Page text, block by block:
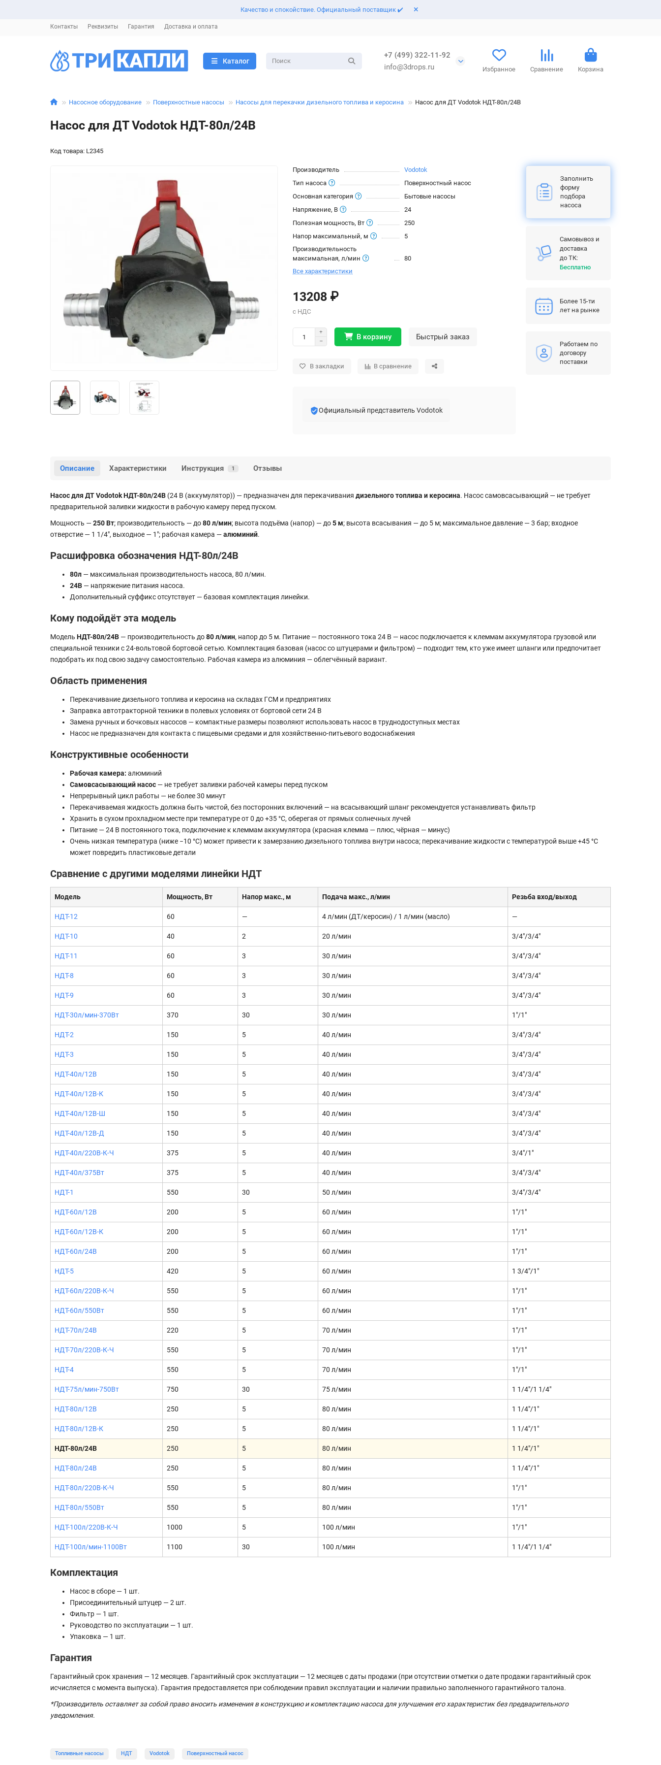
Качество и спокойствие. Официальный поставщик ✔️
Контакты Реквизиты Гарантия Доставка и оплата
Каталог
+7 (499) 322-11-92
info@3drops.ru
Избранное Сравнение Корзина
Насосное оборудование Поверхностные насосы Насосы для перекачки дизельного топлива и керосина Насос для ДТ Vodotok НДТ-80л/24В
Насос для ДТ Vodotok НДТ-80л/24В
Код товара: L2345
Производитель
Vodotok
Тип насоса
Поверхностный насос
Основная категория
Бытовые насосы
Напряжение, В
24
Полезная мощность, Вт
250
Напор максимальный, м
5
Производительность
максимальная, л/мин
80
Все характеристики
13208 ₽
В корзину Быстрый заказ
В закладки В сравнение
Официальный представитель Vodotok
Заполнить
форму
подбора
насоса
Самовывоз и
доставка
до ТК:
Бесплатно
Более 15-ти
лет на рынке
Работаем по
договору
поставки
Описание Характеристики Инструкция 1 Отзывы
Насос для ДТ Vodotok НДТ-80л/24В (24 В (аккумулятор)) — предназначен для перекачивания дизельного топлива и керосина. Насос самовсасывающий — не требует
предварительной заливки жидкости в рабочую камеру перед пуском.
Мощность —250 Вт; производительность — до80 л/мин; высота подъёма (напор) — до5 м; высота всасывания — до 5 м; максимальное давление — 3 бар; входное
отверстие — 1 1/4", выходное — 1"; рабочая камера —алюминий.
Расшифровка обозначения НДТ-80л/24В
80л — максимальная производительность насоса, 80 л/мин.
24В — напряжение питания насоса.
Дополнительный суффикс отсутствует — базовая комплектация линейки.
Кому подойдёт эта модель
Модель НДТ-80л/24В — производительность до80 л/мин, напор до 5 м. Питание — постоянного тока 24 В — насос подключается к клеммам аккумулятора грузовой или
специальной техники с 24-вольтовой бортовой сетью. Комплектация базовая (насос со штуцерами и фильтром) — подходит тем, кто уже имеет шланги или предпочитает
подобрать их под свою задачу самостоятельно. Рабочая камера из алюминия — облегчённый вариант.
Область применения
Перекачивание дизельного топлива и керосина на складах ГСМ и предприятиях
Заправка автотракторной техники в полевых условиях от бортовой сети 24 В
Замена ручных и бочковых насосов — компактные размеры позволяют использовать насос в труднодоступных местах
Насос не предназначен для контакта с пищевыми средами и для хозяйственно-питьевого водоснабжения
Конструктивные особенности
Рабочая камера: алюминий
Самовсасывающий насос — не требует заливки рабочей камеры перед пуском
Непрерывный цикл работы — не более 30 минут
Перекачиваемая жидкость должна быть чистой, без посторонних включений — на всасывающий шланг рекомендуется устанавливать фильтр
Хранить в сухом прохладном месте при температуре от 0 до +35 °C, оберегая от прямых солнечных лучей
Питание — 24 В постоянного тока, подключение к клеммам аккумулятора (красная клемма — плюс, чёрная — минус)
Очень низкая температура (ниже −10 °C) может привести к замерзанию дизельного топлива внутри насоса; перекачивание жидкости с температурой выше +45 °C
может повредить пластиковые детали
Сравнение с другими моделями линейки НДТ
Модель Мощность, Вт Напор макс., м Подача макс., л/мин Резьба вход/выход
НДТ-12 60 — 4 л/мин (ДТ/керосин) / 1 л/мин (масло) —
НДТ-10 40 2 20 л/мин 3/4"/3/4"
НДТ-11 60 3 30 л/мин 3/4"/3/4"
НДТ-8 60 3 30 л/мин 3/4"/3/4"
НДТ-9 60 3 30 л/мин 3/4"/3/4"
НДТ-30л/мин-370Вт 370 30 30 л/мин 1"/1"
НДТ-2 150 5 40 л/мин 3/4"/3/4"
НДТ-3 150 5 40 л/мин 3/4"/3/4"
НДТ-40л/12В 150 5 40 л/мин 3/4"/3/4"
НДТ-40л/12В-К 150 5 40 л/мин 3/4"/3/4"
НДТ-40л/12В-Ш 150 5 40 л/мин 3/4"/3/4"
НДТ-40л/12В-Д 150 5 40 л/мин 3/4"/3/4"
НДТ-40л/220В-К-Ч 375 5 40 л/мин 3/4"/1"
НДТ-40л/375Вт 375 5 40 л/мин 3/4"/3/4"
НДТ-1 550 30 50 л/мин 3/4"/3/4"
НДТ-60л/12В 200 5 60 л/мин 1"/1"
НДТ-60л/12В-К 200 5 60 л/мин 1"/1"
НДТ-60л/24В 200 5 60 л/мин 1"/1"
НДТ-5 420 5 60 л/мин 1 3/4"/1"
НДТ-60л/220В-К-Ч 550 5 60 л/мин 1"/1"
НДТ-60л/550Вт 550 5 60 л/мин 1"/1"
НДТ-70л/24В 220 5 70 л/мин 1"/1"
НДТ-70л/220В-К-Ч 550 5 70 л/мин 1"/1"
НДТ-4 550 5 70 л/мин 1"/1"
НДТ-75л/мин-750Вт 750 30 75 л/мин 1 1/4"/1 1/4"
НДТ-80л/12В 250 5 80 л/мин 1 1/4"/1"
НДТ-80л/12В-К 250 5 80 л/мин 1 1/4"/1"
НДТ-80л/24В 250 5 80 л/мин 1 1/4"/1"
НДТ-80л/24В 250 5 80 л/мин 1 1/4"/1"
НДТ-80л/220В-К-Ч 550 5 80 л/мин 1"/1"
НДТ-80л/550Вт 550 5 80 л/мин 1"/1"
НДТ-100л/220В-К-Ч 1000 5 100 л/мин 1"/1"
НДТ-100л/мин-1100Вт 1100 30 100 л/мин 1 1/4"/1 1/4"
Комплектация
Насос в сборе — 1 шт.
Присоединительный штуцер — 2 шт.
Фильтр — 1 шт.
Руководство по эксплуатации — 1 шт.
Упаковка — 1 шт.
Гарантия
Гарантийный срок хранения — 12 месяцев. Гарантийный срок эксплуатации — 12 месяцев с даты продажи (при отсутствии отметки о дате продажи гарантийный срок
исчисляется с момента выпуска). Гарантия предоставляется при соблюдении правил эксплуатации и наличии правильно заполненного гарантийного талона.
*Производитель оставляет за собой право вносить изменения в конструкцию и комплектацию насоса для улучшения его характеристик без предварительного
уведомления.
Топливные насосы НДТ Vodotok Поверхностный насос